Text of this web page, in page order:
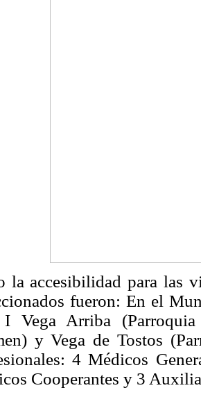
la accesibilidad para las
fueron: En el
Vega Arriba
y Vega de Tostos
4 Médicos
Cooperantes y 3